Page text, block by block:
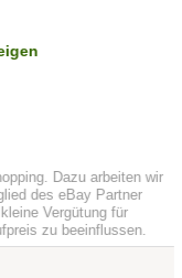
Dazu arbeiten wir
des eBay Partner
Vergütung für
zu beeinflussen.